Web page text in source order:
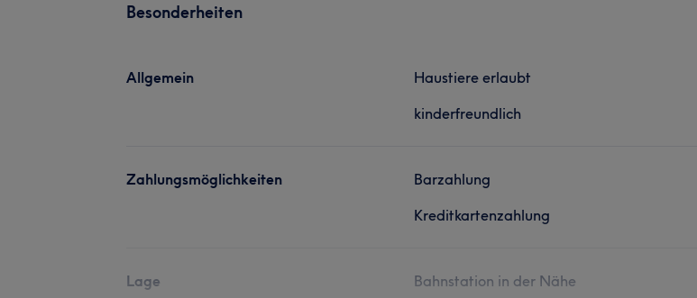
Besonderheiten
Allgemein
Haustiere erlaubt
kinderfreundlich
Zahlungsmöglichkeiten
Barzahlung
Kreditkartenzahlung
Lage Bahnstation in der Nähe